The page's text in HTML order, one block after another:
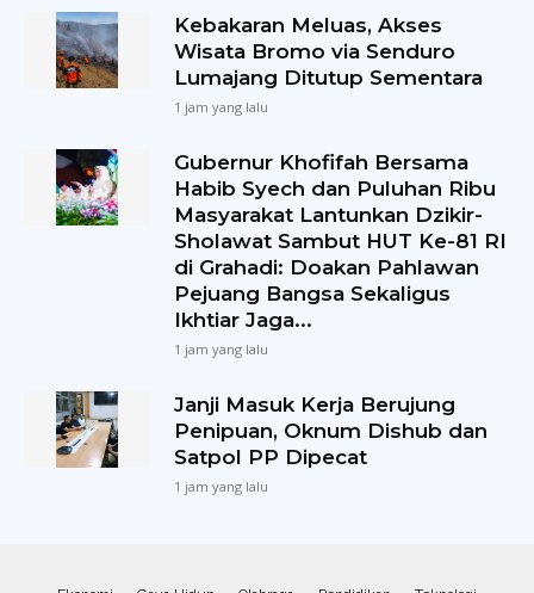
Kebakaran Meluas, Akses
Wisata Bromo via Senduro
Lumajang Ditutup Sementara
1 jam yang lalu
Gubernur Khofifah Bersama
Habib Syech dan Puluhan Ribu
Masyarakat Lantunkan Dzikir-
Sholawat Sambut HUT Ke-81 RI
di Grahadi: Doakan Pahlawan
Pejuang Bangsa Sekaligus
Ikhtiar Jaga...
1 jam yang lalu
Janji Masuk Kerja Berujung
Penipuan, Oknum Dishub dan
Satpol PP Dipecat
1 jam yang lalu